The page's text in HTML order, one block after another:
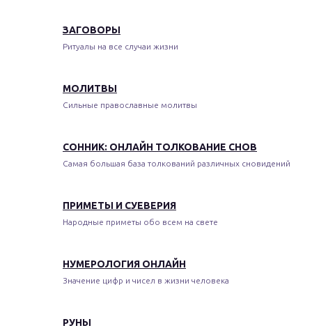
ЗАГОВОРЫ
Ритуалы на все случаи жизни
МОЛИТВЫ
Сильные православные молитвы
СОННИК: ОНЛАЙН ТОЛКОВАНИЕ СНОВ
Самая большая база толкований различных сновидений
ПРИМЕТЫ И СУЕВЕРИЯ
Народные приметы обо всем на свете
НУМЕРОЛОГИЯ ОНЛАЙН
Значение цифр и чисел в жизни человека
РУНЫ